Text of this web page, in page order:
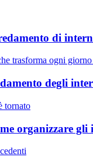
di
trasforma ogni
degli
tornato
organizzare